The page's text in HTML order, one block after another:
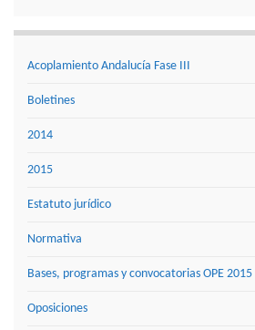
Acoplamiento Andalucía Fase III
Boletines
2014
2015
Estatuto jurídico
Normativa
Bases, programas y convocatorias OPE 2015
Oposiciones